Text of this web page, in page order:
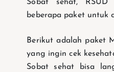
Sobat sehat, RSUD
beberapa paket untuk
Berikut adalah paket
yang ingin cek
Sobat sehat bisa